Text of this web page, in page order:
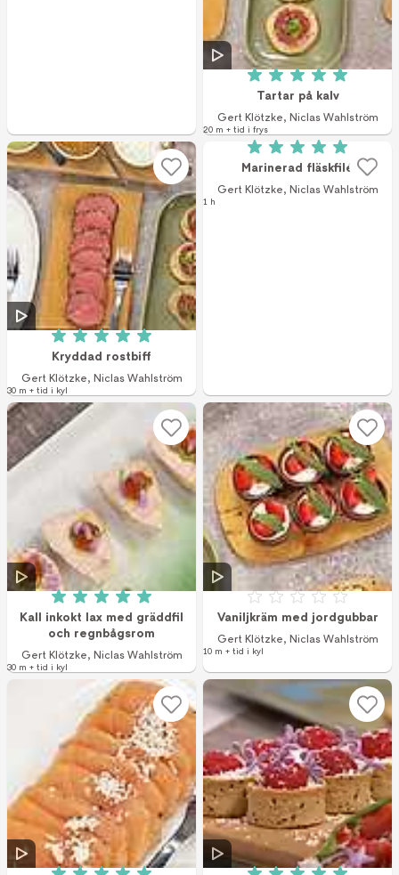
Betyg: 5 av 5 (1
Tartar på kalv
Gert Klötzke, Niclas Wahlström
20 m + tid i frys
Betyg: 5 av 5 (1 röster)
Kryddad rostbiff
Gert Klötzke, Niclas Wahlström
30 m + tid i kyl
Betyg: 5 av 5 (1
Marinerad fläskfilé
Gert Klötzke, Niclas Wahlström
1 h
Betyg: 5 av 5 (1 röster)
Kall inkokt lax med gräddfil
och regnbågsrom
Gert Klötzke, Niclas Wahlström
30 m + tid i kyl
Betyg: 0 av 5
Vaniljkräm med jordgubbar
Gert Klötzke, Niclas Wahlström
10 m + tid i kyl